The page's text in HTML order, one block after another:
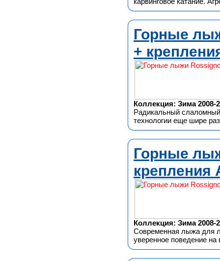
Горные
+
Коллекция: Зима 2008-
Радикальный
технологии еще шире
Горные
крепления
Коллекция: Зима 2008-
Современная лыжа для
уверенное поведение на